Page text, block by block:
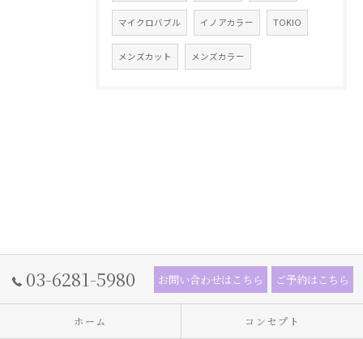
マイクロバブル イノアカラー TOKIO
メンズカット メンズカラー
03-6281-5980 お問い合わせはこちら ご予約はこちら
ホーム コンセプト